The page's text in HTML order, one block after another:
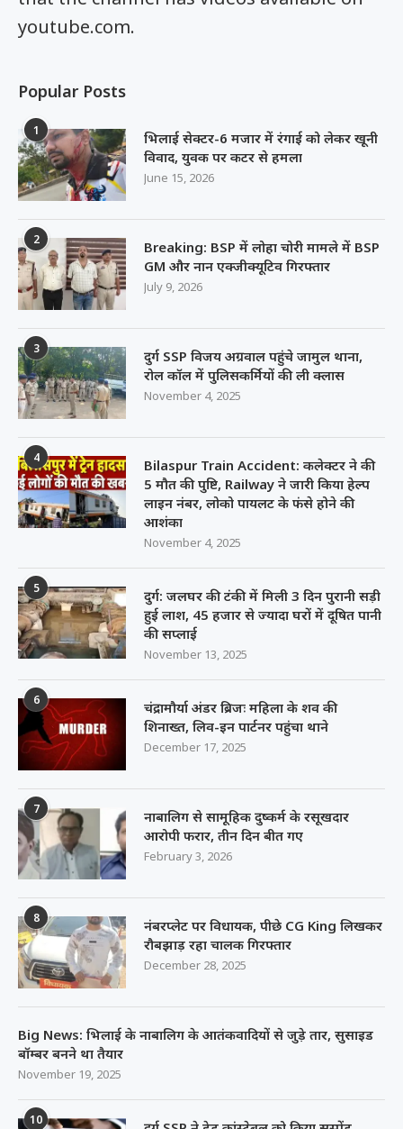
youtube.com.
Popular Posts
1
भिलाई सेक्टर-6 मजार में रंगाई को लेकर खूनी
विवाद, युवक पर कटर से हमला
June 15, 2026
2
Breaking: BSP में लोहा चोरी मामले में BSP
GM और नान एक्जीक्यूटिव गिरफ्तार
July 9, 2026
3
दुर्ग SSP विजय अग्रवाल पहुंचे जामुल थाना,
रोल कॉल में पुलिसकर्मियों की ली क्लास
November 4, 2025
4
Bilaspur Train Accident: कलेक्टर ने की
5 मौत की पुष्टि, Railway ने जारी किया हेल्प
लाइन नंबर, लोको पायलट के फंसे होने की
आशंका
November 4, 2025
5
दुर्ग: जलघर की टंकी में मिली 3 दिन पुरानी सड़ी
हुई लाश, 45 हजार से ज्यादा घरों में दूषित पानी
की सप्लाई
November 13, 2025
6
चंद्रामौर्या अंडर ब्रिजः महिला के शव की
शिनाख्त, लिव-इन पार्टनर पहुंचा थाने
December 17, 2025
7
नाबालिग से सामूहिक दुष्कर्म के रसूखदार
आरोपी फरार, तीन दिन बीत गए
February 3, 2026
8
नंबरप्लेट पर विधायक, पीछे CG King लिखकर
रौबझाड़ रहा चालक गिरफ्तार
December 28, 2025
Big News: भिलाई के नाबालिग के आतंकवादियों से जुड़े तार, सुसाइड
बॉम्बर बनने था तैयार
November 19, 2025
10